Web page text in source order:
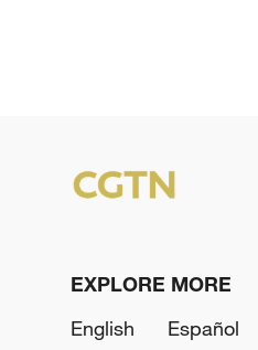
EXPLORE MORE
English
Español